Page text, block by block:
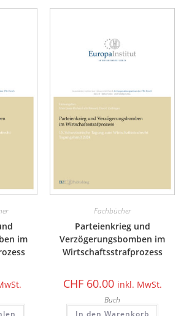
im
Fachbücher
Parteienkrieg und
Verzögerungsbomben im
Wirtschaftsstrafprozess
CHF60.00 inkl. MwSt.
Buch
In den Warenkorb